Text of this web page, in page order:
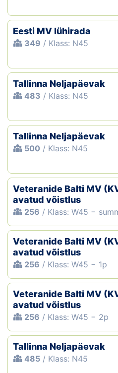
Eesti MV lühirada
349 / Klass: N45
Tallinna Neljapäevak
483 / Klass: N45
Tallinna Neljapäevak
500 / Klass: N45
Veteranide Balti MV
avatud võistlus
256 / Klass: W45 −
Veteranide Balti MV
avatud võistlus
256 / Klass: W45 − 1p
Veteranide Balti MV
avatud võistlus
256 / Klass: W45 − 2p
Tallinna Neljapäevak
485 / Klass: N45